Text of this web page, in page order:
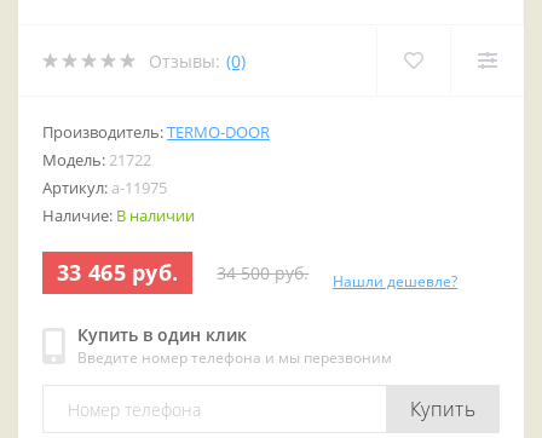
Отзывы: (0)
Производитель:TERMO-DOOR
Модель:21722
Артикул: a-11975
Наличие: В наличии
33 465 руб. 34 500 руб. Нашли дешевле?
Купить в один клик
Введите номер телефона и мы перезвоним
Купить